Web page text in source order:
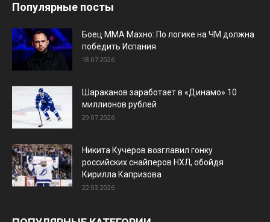
Популярные посты
Боец ММА Махно: По логике на ЧМ должна
победить Испания
18.07.2026
Шараканов заработает в «Динамо» 10
миллионов рублей
29.07.2026
Никита Кучеров возглавил гонку
российских снайперов НХЛ, обойдя
Кирилла Капризова
22.03.2026